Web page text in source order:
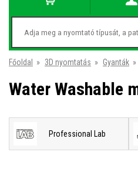
Főoldal » 3D nyomtatás » Gyanták »
Water Washable
Professional Lab